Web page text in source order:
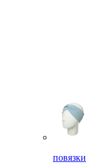
повязки